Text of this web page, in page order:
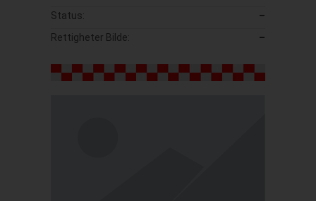
Status:
–
Rettigheter Bilde:
–